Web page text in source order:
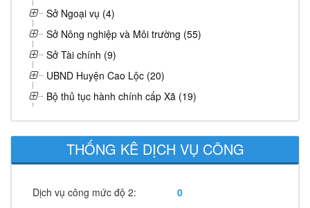
Sở Ngoại vụ (4)
Sở Nông nghiệp và Môi trường (55)
Sở Tài chính (9)
UBND Huyện Cao Lộc (20)
Bộ thủ tục hành chính cấp Xã (19)
THỐNG KÊ DỊCH VỤ CÔNG
Dịch vụ công mức độ 2:
0